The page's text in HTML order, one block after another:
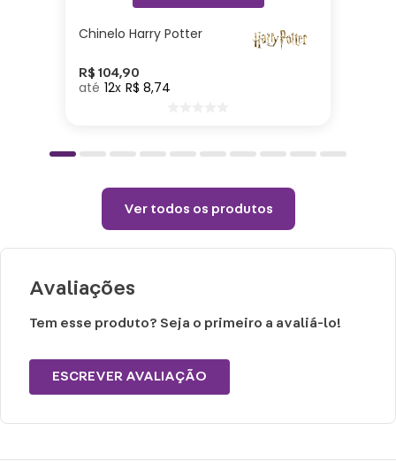
9cm | Material: Papel| Conteúdo: 5
marcadores de páginas autocolantes
45x12mm com 20 folhas cada 80g/m², 1
bloco de notas adesivo 75x50mm, com 30
com 150 folhas 80g/m²
Cuidados e recomendações de uso:
Limpar com pano seco.
Teme produtos químicos e abrasivos.
Chinelo Harry Potter
R$ 104,90
12 R$ 8,74
Ver todos os produtos
Avaliações
Tem esse produto? Seja o primeiro a avaliá-lo!
ESCREVER AVALIAÇÃO